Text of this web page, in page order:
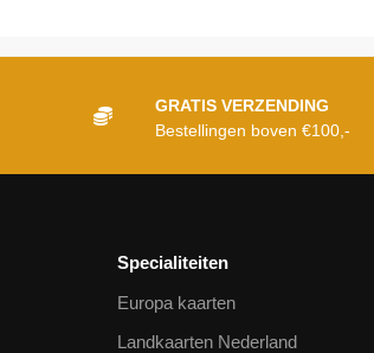
GRATIS VERZENDING
Bestellingen boven €100,-
Specialiteiten
Europa kaarten
Landkaarten Nederland